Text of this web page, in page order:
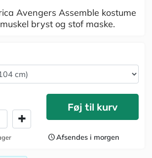
Avengers Assemble kostume
bryst og stof maske.
Føj til kurv
Afsendes i morgen